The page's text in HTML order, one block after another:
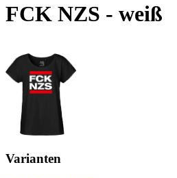
FCK NZS - weiß
Varianten